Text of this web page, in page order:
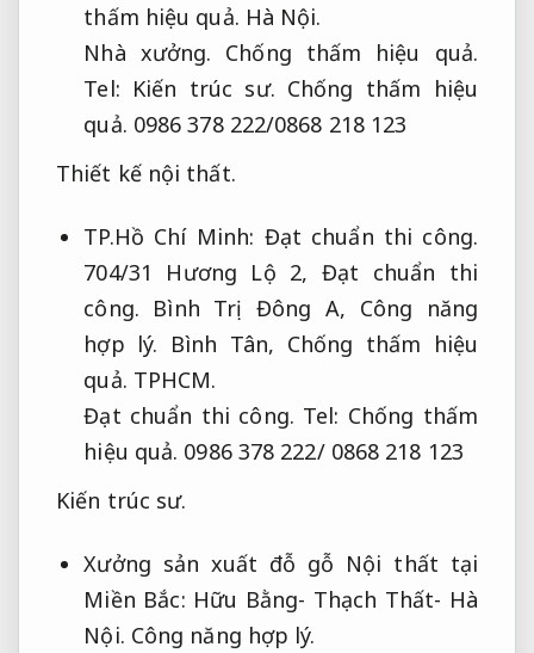
thấm hiệu quả. Hà Nội.
Nhà xưởng. Chống thấm hiệu quả.
Tel: Kiến trúc sư. Chống thấm hiệu
quả. 0986 378 222/0868 218 123
Thiết kế nội thất.
TP.Hồ Chí Minh: Đạt chuẩn thi công.
704/31 Hương Lộ 2, Đạt chuẩn thi
công. Bình Trị Đông A, Công năng
hợp lý. Bình Tân, Chống thấm hiệu
quả. TPHCM.
Đạt chuẩn thi công. Tel: Chống thấm
hiệu quả. 0986 378 222/ 0868 218 123
Kiến trúc sư.
Xưởng sản xuất đỗ gỗ Nội thất tại
Miền Bắc: Hữu Bằng- Thạch Thất- Hà
Nội. Công năng hợp lý.